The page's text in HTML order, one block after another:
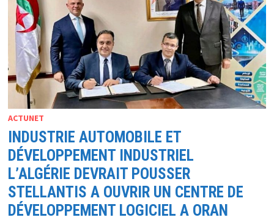
ACTUNET
INDUSTRIE AUTOMOBILE ET
DÉVELOPPEMENT INDUSTRIEL
L’ALGÉRIE DEVRAIT POUSSER
STELLANTIS A OUVRIR UN CENTRE DE
DÉVELOPPEMENT LOGICIEL A ORAN